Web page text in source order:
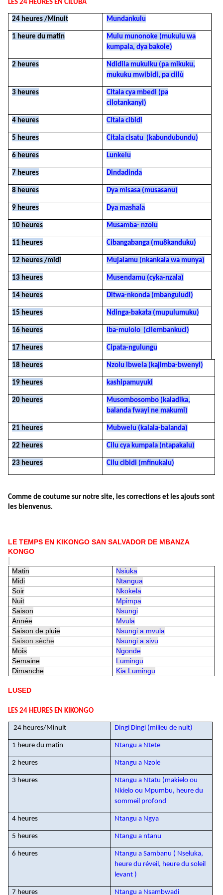
LES 24 HEURES EN CILUBA
24 heures /Minuit Mundankulu
1 heure du matin
Mulu munonoke (mukulu wa
kumpala, dya bakole)
2 heures
Ndidila mukulku (pa mikuku,
mukuku mwibidi, pa ciilù
3 heures
Citala cya mbedi (pa
cilotankanyi)
4 heures Citala cibidi
5 heures Citala cisatu (kabundubundu)
6 heures Lunkelu
7 heures Dindadinda
8 heures Dya misasa (musasanu)
9 heures Dya mashala
10 heures Musamba- nzolu
11 heures Cibangabanga (mu8kanduku)
12 heures /midi Mujalamu (nkankala wa munya)
13 heures Musendamu (cyka-nzala)
14 heures Ditwa-nkonda (mbanguludi)
15 heures Ndinga-bakata (mupulumuku)
16 heures Iba-mulolo (cilembankuci)
17 heures Cipata-ngulungu
18 heures Nzolu ibwela (kajimba-bwenyi)
19 heures kashipamuyuki
20 heures
Musombosombo (kaladika,
balanda fwayi ne makumi)
21 heures Mubwelu (kalala-balanda)
22 heures Cilu cya kumpala (ntapakalu)
23 heures Cilu cibidi (mfinukalu)
Comme de coutume sur notre site, les corrections et les ajouts sont
les bienvenus.
LE TEMPS EN KIKONGO SAN SALVADOR DE MBANZA
KONGO
Matin
Nsiuka
Midi
Ntangua
Soir
Nkokela
Nuit
Mpimpa
Saison
Nsungi
Année
Mvula
Saison de pluie
Nsungi a mvula
Saison sèche
Nsungi a sivu
Mois
Ngonde
Semaine
Lumingu
Dimanche
Kia Lumingu
LUSED
LES 24 HEURES EN KIKONGO
24 heures/Minuit Dingi Dingi (milieu de nuit)
1 heure du matin Ntangu a Ntete
2 heures Ntangu a Nzole
3 heures
Ntangu a Ntatu (makielo ou
Nkielo ou Mpumbu, heure du
sommeil profond
4 heures Ntangu a Ngya
5 heures Ntangu a ntanu
6 heures
Ntangu a Sambanu ( Nseluka,
heure du réveil, heure du soleil
levant )
7 heures Ntangu a Nsambwadi